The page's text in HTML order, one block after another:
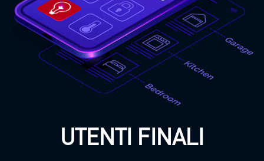
argomenti di tuo
interesse.
ENTRA
ORA
UTENTI FINALI